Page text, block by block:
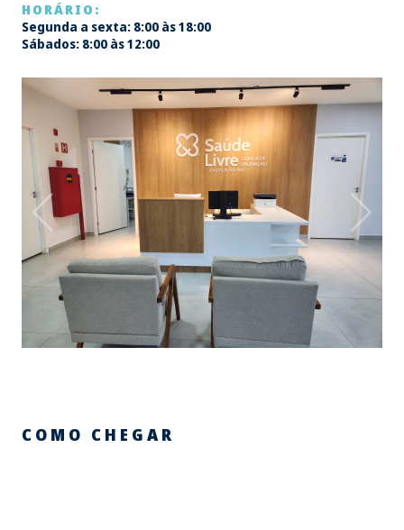
HORÁRIO:
Segunda a sexta: 8:00 às 18:00
Sábados: 8:00 às 12:00
COMO CHEGAR